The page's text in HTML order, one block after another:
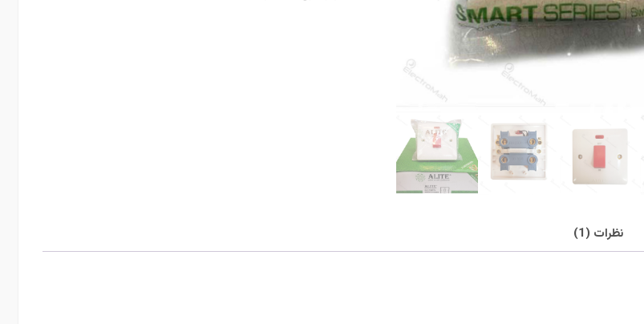
نظرات (1)